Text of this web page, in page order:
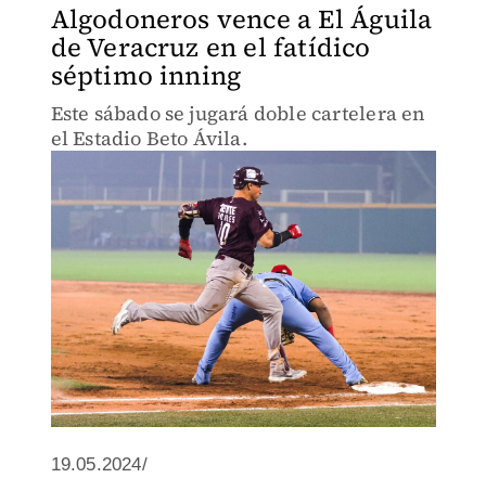
Algodoneros vence a El Águila
de Veracruz en el fatídico
séptimo inning
Este sábado se jugará doble cartelera en
el Estadio Beto Ávila.
19.05.2024/